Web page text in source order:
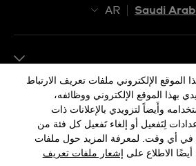
Saudi
AR
إشعار ملفات تعريف الارتباط
الموقع الإلكتروني ملفات تعريف الارتباط
بهذا الموقع الإلكتروني ووظائفه،
وأَيضاً لتزويدي بالإعلانات ذات
لِتَفعيل أو إلغاء تَفعيل كل فئة من
في أي وقت. لمعرفة المزيد حول ملفات
الاطلاع على
إشعار ملفات تعريف